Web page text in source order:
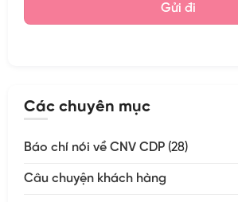
Các chuyên mục
Báo chí nói về CNV CDP(28)
Câu chuyện khách hàng